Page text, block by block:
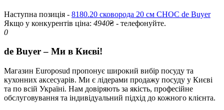
Наступна позиція - 8180.20 сковорода 20 см CHOC de Buyer
Якщо у конкурентів ціна: 4940₴ - телефонуйте.
0
de Buyer – Ми в Києві!
Магазин Europosud пропонує широкий вибір посуду та
кухонних аксесуарів. Ми є лідерами продажу посуду у Києві
та по всій Україні. Нам довіряють за якість, професійне
обслуговування та індивідуальний підхід до кожного клієнта.